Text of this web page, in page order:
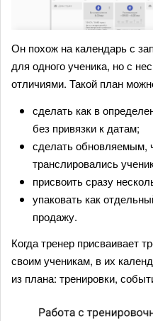
Он похож на календарь с
для одного ученика, но с
отличиями. Такой план
сделать как в
без привязки к датам;
сделать обновляемым,
транслировались
присвоить сразу
упаковать как
продажу.
Когда тренер присваивает
своим ученикам, в их
из плана: тренировки,